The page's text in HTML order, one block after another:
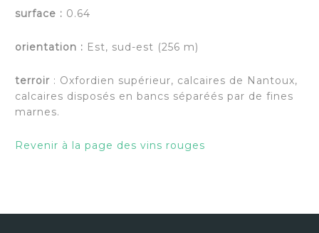
surface : 0.64
orientation : Est, sud-est (256 m)
terroir: Oxfordien supérieur, calcaires de Nantoux,
calcaires disposés en bancs séparéés par de fines
marnes.
Revenir à la page des vins rouges